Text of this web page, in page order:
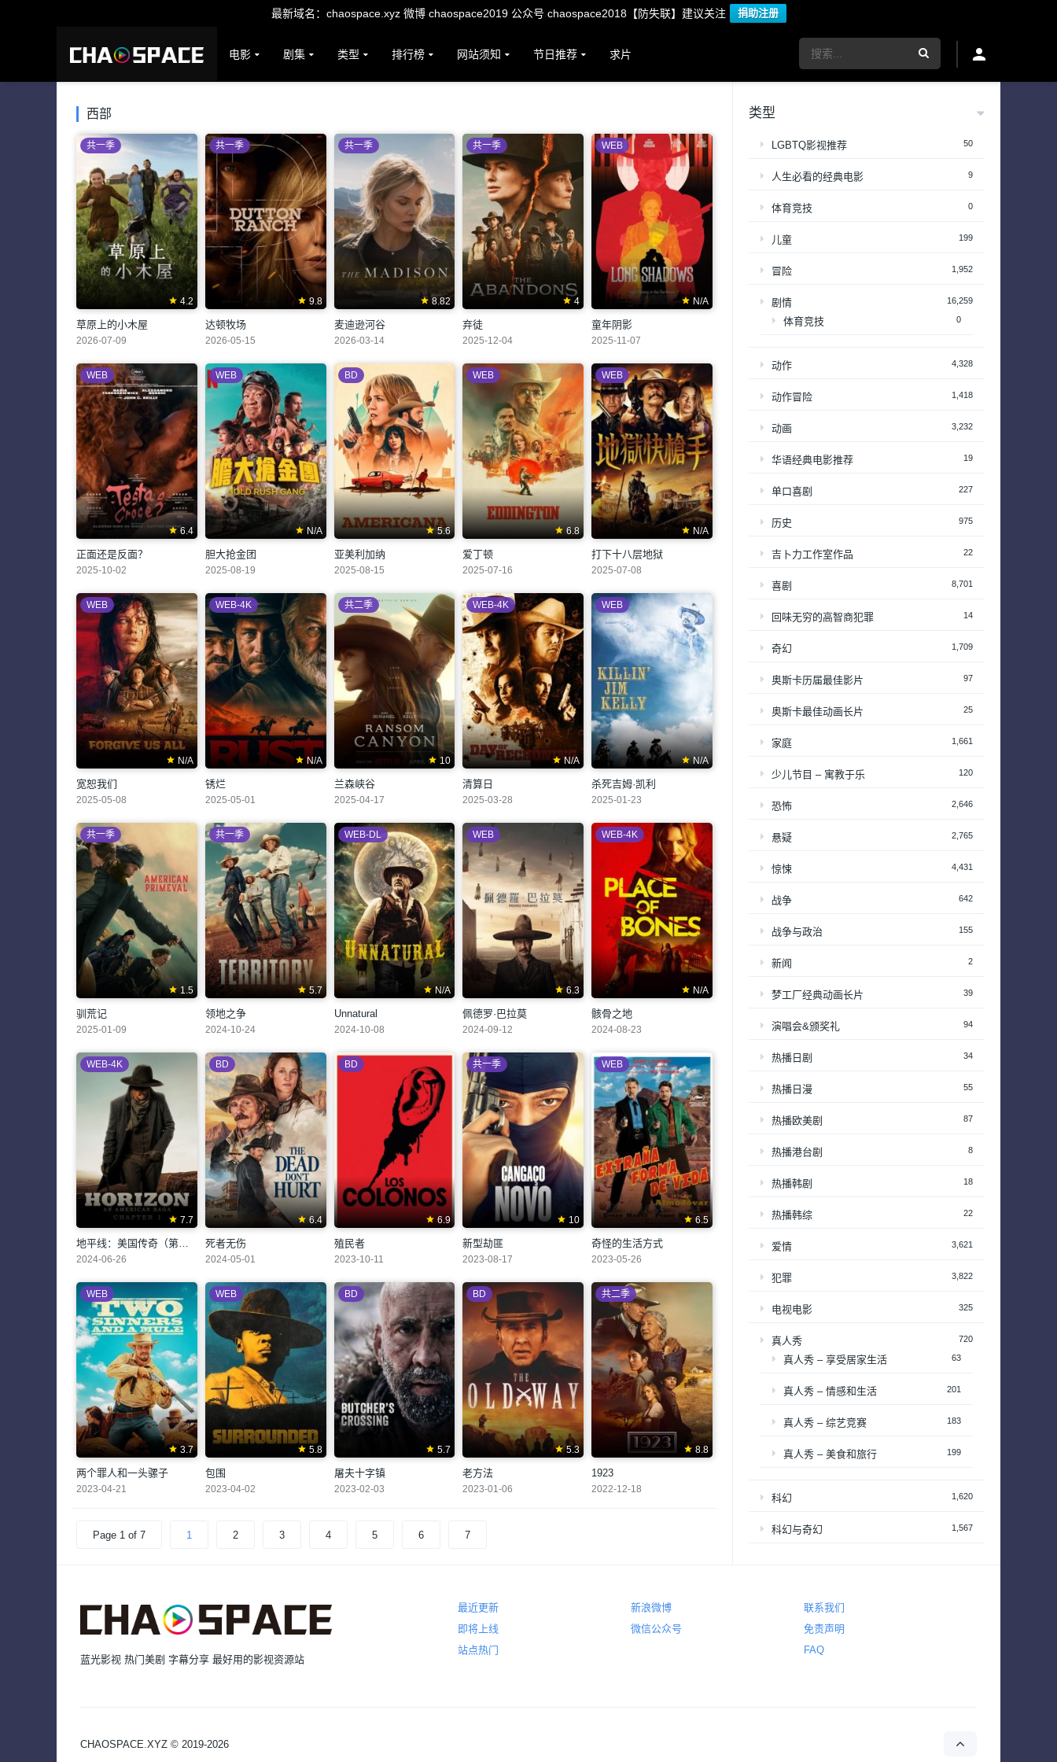
最新域名：chaospace.xyz 微博 chaospace2019 公众号 chaospace2018【防失联】建议关注 捐助注册
电影 剧集 类型 排行榜 网站须知 节日推荐 求片
西部
4.2
共一季
草原上的小木屋
2026-07-09
9.8
共一季
达顿牧场
2026-05-15
8.82
共一季
麦迪逊河谷
2026-03-14
4
共一季
弃徒
2025-12-04
N/A
WEB
童年阴影
2025-11-07
6.4
WEB
正面还是反面？
2025-10-02
N/A
WEB
胆大抢金团
2025-08-19
5.6
BD
亚美利加纳
2025-08-15
6.8
WEB
爱丁顿
2025-07-16
N/A
WEB
打下十八层地狱
2025-07-08
N/A
WEB
宽恕我们
2025-05-08
N/A
WEB-4K
锈烂
2025-05-01
10
共二季
兰森峡谷
2025-04-17
N/A
WEB-4K
清算日
2025-03-28
N/A
WEB
杀死吉姆·凯利
2025-01-23
1.5
共一季
驯荒记
2025-01-09
5.7
共一季
领地之争
2024-10-24
N/A
WEB-DL
Unnatural
2024-10-08
6.3
WEB
佩德罗·巴拉莫
2024-09-12
N/A
WEB-4K
骸骨之地
2024-08-23
7.7
WEB-4K
地平线：美国传奇（第一部）
2024-06-26
6.4
BD
死者无伤
2024-05-01
6.9
BD
殖民者
2023-10-11
10
共一季
新型劫匪
2023-08-17
6.5
WEB
奇怪的生活方式
2023-05-26
3.7
WEB
两个罪人和一头骡子
2023-04-21
5.8
WEB
包围
2023-04-02
5.7
BD
屠夫十字镇
2023-02-03
5.3
BD
老方法
2023-01-06
8.8
共二季
1923
2022-12-18
Page 1 of 7 1 2 3 4 5 6 7
类型
LGBTQ影视推荐 50
人生必看的经典电影 9
体育竞技 0
儿童 199
冒险 1,952
剧情 16,259
体育竞技 0
动作 4,328
动作冒险 1,418
动画 3,232
华语经典电影推荐 19
单口喜剧 227
历史 975
吉卜力工作室作品 22
喜剧 8,701
回味无穷的高智商犯罪 14
奇幻 1,709
奥斯卡历届最佳影片 97
奥斯卡最佳动画长片 25
家庭 1,661
少儿节目 – 寓教于乐 120
恐怖 2,646
悬疑 2,765
惊悚 4,431
战争 642
战争与政治 155
新闻 2
梦工厂经典动画长片 39
演唱会&颁奖礼 94
热播日剧 34
热播日漫 55
热播欧美剧 87
热播港台剧 8
热播韩剧 18
热播韩综 22
爱情 3,621
犯罪 3,822
电视电影 325
真人秀 720
真人秀 – 享受居家生活 63
真人秀 – 情感和生活 201
真人秀 – 综艺竞赛 183
真人秀 – 美食和旅行 199
科幻 1,620
科幻与奇幻 1,567
纪录片 – 科学自然与生态
185
最近更新
即将上线
站点热门
新浪微博
微信公众号
联系我们
免责声明
FAQ
蓝光影视 热门美剧 字幕分享 最好用的影视资源站
CHAOSPACE.XYZ © 2019-2026